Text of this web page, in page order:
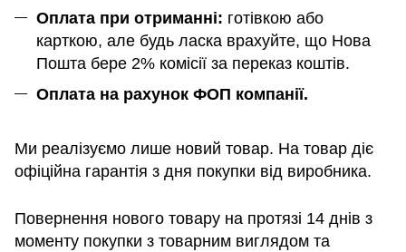
Оплата при отриманні: готівкою або
карткою, але будь ласка врахуйте, що Нова
Пошта бере 2% комісії за переказ коштів.
Оплата на рахунок ФОП компанії.
Ми реалізуємо лише новий товар. На товар діє
офіційна гарантія з дня покупки від виробника.
Повернення нового товару на протязі 14 днів з
моменту покупки з товарним виглядом та